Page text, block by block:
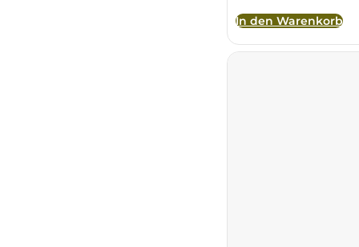
In den Warenkorb